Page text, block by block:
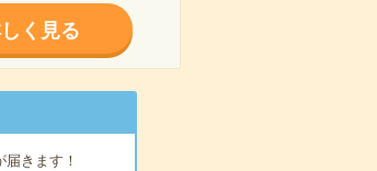
く見る
届きます！